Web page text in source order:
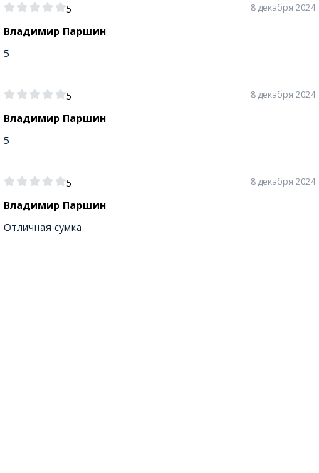
5
Владимир Паршин
8 декабря 2024
5
5
Владимир Паршин
8 декабря 2024
5
5
Владимир Паршин
8 декабря 2024
Отличная сумка.